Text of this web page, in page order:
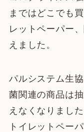
まではどこでも
レットペーパー
えました。
パルシステム生
菌関連の商品は
えなくなりまし
トイレットペー